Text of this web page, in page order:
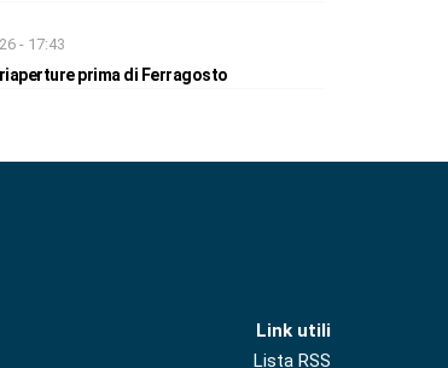
- 17:43
prima di Ferragosto
Link utili
Lista RSS